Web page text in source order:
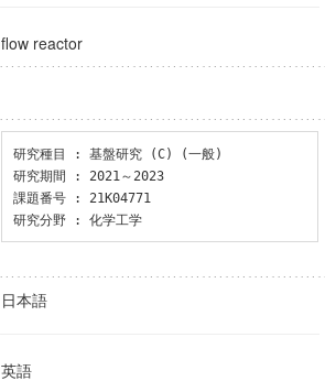
flow reactor
研究種目 : 基盤研究 (C) (一般)
研究期間 : 2021～2023
課題番号 : 21K04771
研究分野 : 化学工学
日本語
英語